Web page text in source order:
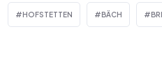
HOFSTETTEN BÄCH